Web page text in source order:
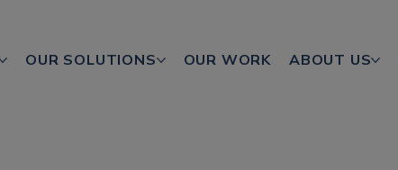
OUR SOLUTIONS OUR WORK ABOUT US